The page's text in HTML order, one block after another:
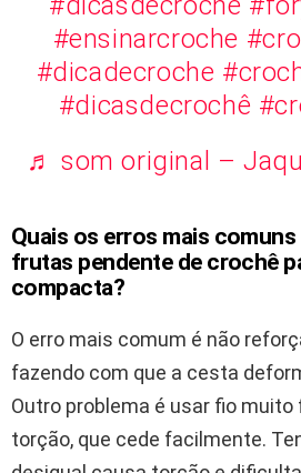
#ensinarcroche
#dicadecroche
#dicasdecrochê
♬ som original –
Quais os erros mais
frutas pendente de crochê
compacta?
O erro mais comum é não
fazendo com que a cesta
Outro problema é usar fio muito
torção, que cede facilmente.